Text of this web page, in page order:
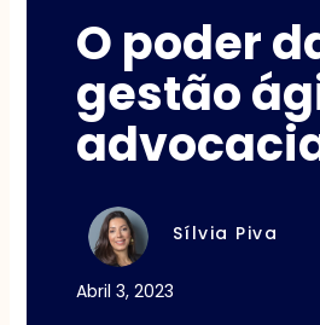
O poder
gestão
Sílvia Piva
Abril 3, 2023